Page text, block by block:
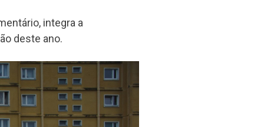
integra a
deste ano.